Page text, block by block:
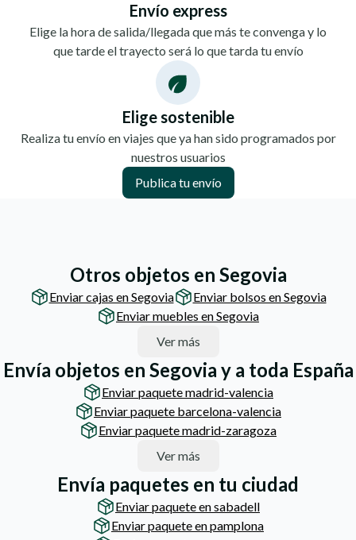
Envío express
Elige la hora de salida/llegada que más te convenga y lo
que tarde el trayecto será lo que tarda tu envío
Elige sostenible
Realiza tu envío en viajes que ya han sido programados por
nuestros usuarios
Publica tu envío
Otros objetos en Segovia
Enviar cajas en Segovia
Enviar bolsos en Segovia
Enviar muebles en Segovia
Ver más
Envía objetos en Segovia y a toda España
Enviar paquete madrid-valencia
Enviar paquete barcelona-valencia
Enviar paquete madrid-zaragoza
Ver más
Envía paquetes en tu ciudad
Enviar paquete en sabadell
Enviar paquete en pamplona